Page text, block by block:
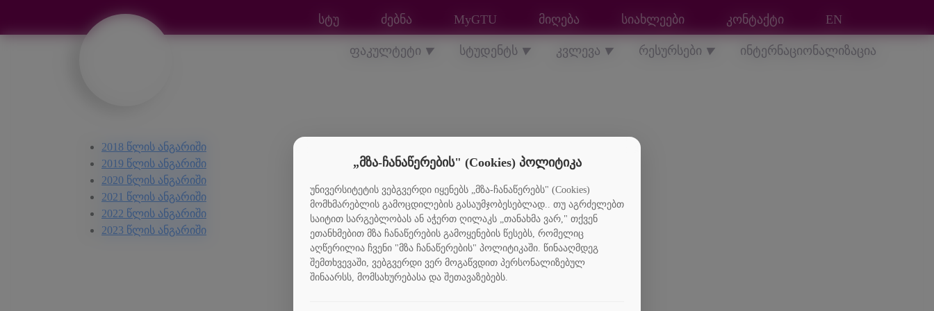
სტუ ძებნა MyGTU მიღება სიახლეები კონტაქტი EN
ფაკულტეტი ▼ სტუდენტს ▼ კვლევა ▼ რესურსები ▼ ინტერნაციონალიზაცია
2018 წლის ანგარიში
2019 წლის ანგარიში
2020 წლის ანგარიში
2021 წლის ანგარიში
2022 წლის ანგარიში
2023 წლის ანგარიში
„მზა-ჩანაწერების" (Cookies) პოლიტიკა
უნივერსიტეტის ვებგვერდი იყენებს „მზა-ჩანაწერებს" (Cookies)
მომხმარებლის გამოცდილების გასაუმჯობესებლად.. თუ აგრძელებთ
საიტით სარგებლობას ან აჭერთ ღილაკს „თანახმა ვარ," თქვენ
ეთანხმებით მზა ჩანაწერების გამოყენების წესებს, რომელიც
აღწერილია ჩვენი "მზა ჩანაწერების" პოლიტიკაში. წინააღმდეგ
შემთხვევაში, ვებგვერდი ვერ მოგაწვდით პერსონალიზებულ
შინაარსს, მომსახურებასა და შეთავაზებებს.